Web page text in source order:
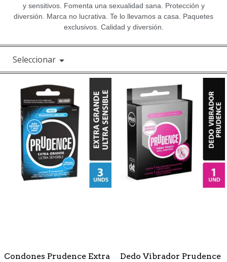
y sensitivos. Fomenta una sexualidad sana. Protección y
diversión. Marca no lucrativa. Te lo llevamos a casa. Paquetes
exclusivos. Calidad y diversión.
Seleccionar 
Condones Prudence Extra
Dedo Vibrador Prudence